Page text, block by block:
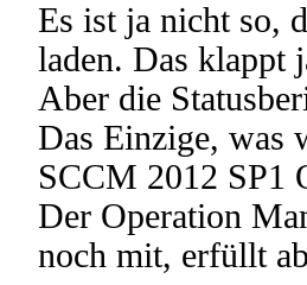
Es ist ja nicht so,
laden. Das klappt
Aber die
Das Einzige, was
SCCM 2012 SP1
Der Operation
noch mit, erfüllt